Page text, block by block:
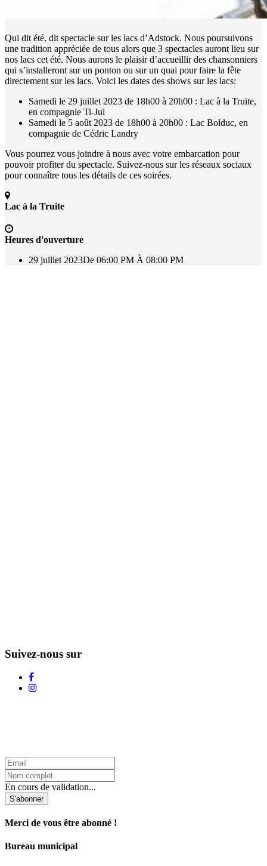
Qui dit été, dit spectacle sur les lacs d’Adstock. Nous poursuivons
une tradition appréciée de tous alors que 3 spectacles auront lieu sur
nos lacs cet été. Nous aurons le plaisir d’accueillir des chansonniers
qui s’installeront sur un ponton ou sur un quai pour faire la fête
directement sur les lacs. Voici les dates des shows sur les lacs:
Samedi le 29 juillet 2023 de 18h00 à 20h00 : Lac à la Truite,
en compagnie Ti-Jul
Samedi le 5 août 2023 de 18h00 à 20h00 : Lac Bolduc, en
compagnie de Cédric Landry
Vous pourrez vous joindre à nous avec votre embarcation pour
pouvoir profiter du spectacle. Suivez-nous sur les réseaux sociaux
pour connaître tous les détails de ces soirées.
Lac à la Truite
Heures d'ouverture
29 juillet 2023De 06:00 PM À 08:00 PM
Suivez-nous sur
En cours de validation...
S'abonner
Merci de vous être abonné !
Bureau municipal